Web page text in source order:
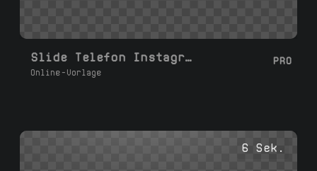
Slide Telefon Instagram Erinnerung
Online-Vorlage
PRO
6 Sek.